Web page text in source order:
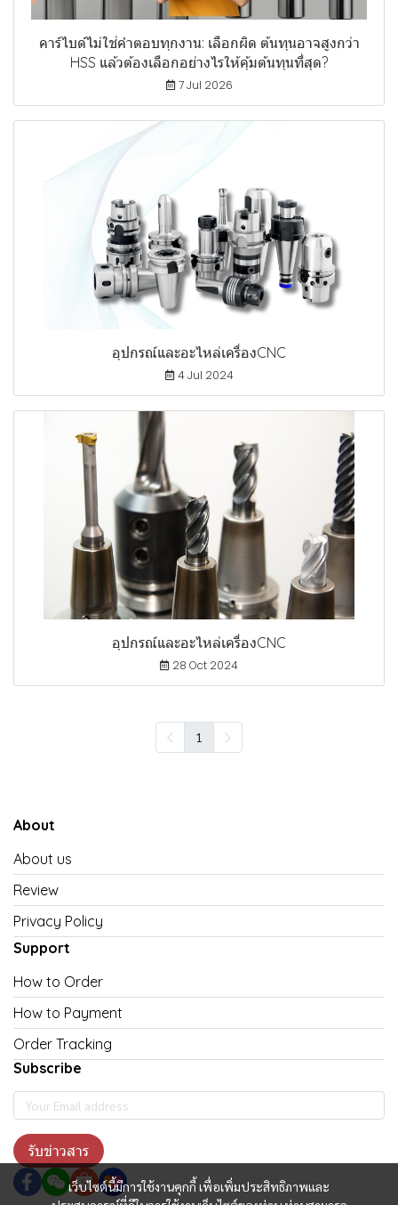
คาร์ไบด์ไม่ใช่คำตอบทุกงาน: เลือกผิด ต้นทุนอาจสูงกว่า
HSS แล้วต้องเลือกอย่างไรให้คุ้มต้นทุนที่สุด?
7 Jul 2026
อุปกรณ์และอะไหล่เครื่องCNC
4 Jul 2024
อุปกรณ์และอะไหล่เครื่องCNC
28 Oct 2024
1
เว็บไซต์นี้มีการใช้งานคุกกี้ เพื่อเพิ่มประสิทธิภาพและ
About
About us
Review
Privacy Policy
Support
How to Order
How to Payment
Order Tracking
Subscribe
รับข่าวสาร